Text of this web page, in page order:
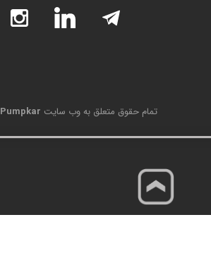
تمام حقوق متعلق به وب سایت Pumpkar